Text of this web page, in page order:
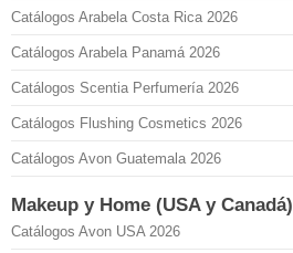
Catálogos Arabela Costa Rica 2026
Catálogos Arabela Panamá 2026
Catálogos Scentia Perfumería 2026
Catálogos Flushing Cosmetics 2026
Catálogos Avon Guatemala 2026
Makeup y Home (USA y Canadá)
Catálogos Avon USA 2026